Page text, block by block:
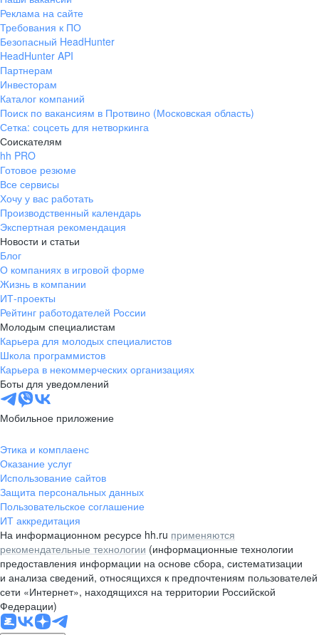
Реклама на сайте
Требования к ПО
Безопасный HeadHunter
HeadHunter API
Партнерам
Инвесторам
Каталог компаний
Поиск по вакансиям в Протвино (Московская область)
Сетка: соцсеть для нетворкинга
Соискателям
hh PRO
Готовое резюме
Все сервисы
Хочу у вас работать
Производственный календарь
Экспертная рекомендация
Новости и статьи
Блог
О компаниях в игровой форме
Жизнь в компании
ИТ-проекты
Рейтинг работодателей России
Молодым специалистам
Карьера для молодых специалистов
Школа программистов
Карьера в некоммерческих организациях
Боты для уведомлений
Мобильное приложение
Этика и комплаенс
Оказание услуг
Использование сайтов
Защита персональных данных
Пользовательское соглашение
ИТ аккредитация
На информационном ресурсе hh.ru применяются
рекомендательные технологии (информационные технологии
предоставления информации на основе сбора, систематизации
и анализа сведений, относящихся к предпочтениям пользователей
сети «Интернет», находящихся на территории Российской
Федерации)